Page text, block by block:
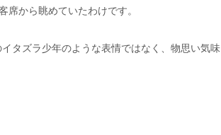
から眺めていたわけです。
タズラ少年のような表情ではなく、物思い気味